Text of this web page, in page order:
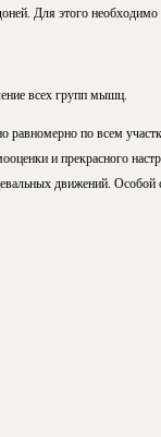
Для этого
всех групп мышц.
равномерно по всем
и прекрасного
движений. Особой